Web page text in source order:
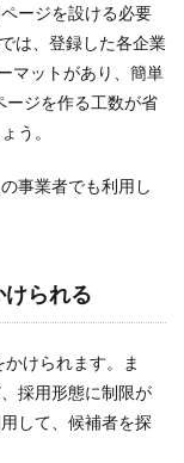
ージを設ける必要
は、登録した各企業
マットがあり、簡単
ージを作る工数が省
う。
事業者でも利用し
られる
けられます。ま
採用形態に制限が
して、候補者を探